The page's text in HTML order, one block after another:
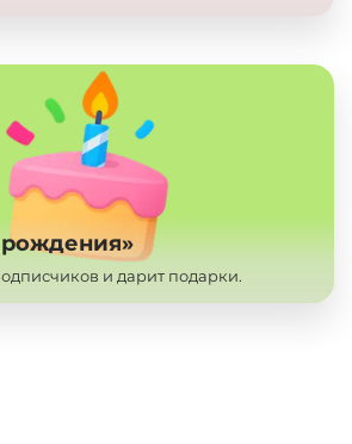
и дарит подарки.